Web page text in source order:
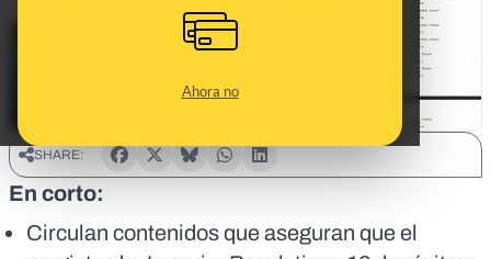
Ahora no
SHARE:
En corto:
Circulan contenidos que aseguran que el